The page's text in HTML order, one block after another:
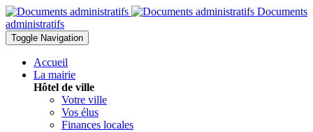
Documents
administratifs
Toggle Navigation
Accueil
La mairie
Hôtel de ville
Votre ville
Vos élus
Finances locales